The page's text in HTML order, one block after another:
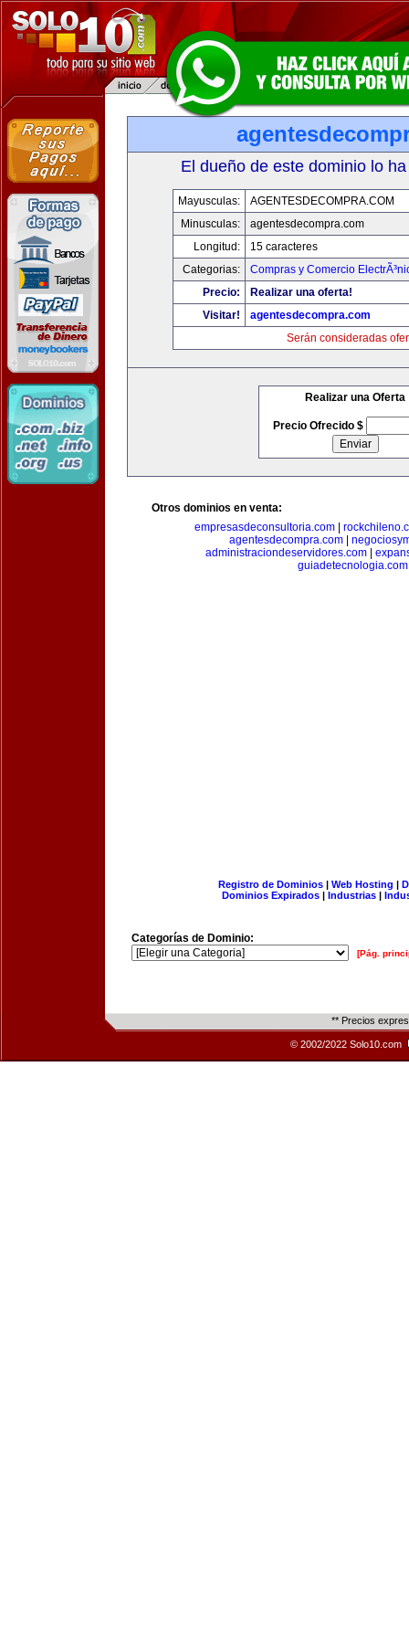
El dueño de este dominio lo
Mayusculas:
AGENTESDECOMPRA.COM
Minusculas:
agentesdecompra.com
Longitud:
15 caracteres
Categorias:
Compras y Comercio
Precio:
Realizar una oferta!
Visitar!
agentesdecompra.com
Serán consideradas
Realizar una Oferta
Precio Ofrecido $
Otros dominios en venta:
empresasdeconsultoria.com
agentesdecompra.com|
administraciondeservidores.com
guiadetecnologia.com
Registro de Dominios| Web Hosting |
Dominios Expirados | Industrias |
Categorías de Dominio:
[Pág.
** Precios
© 2002/2022 Solo10.com